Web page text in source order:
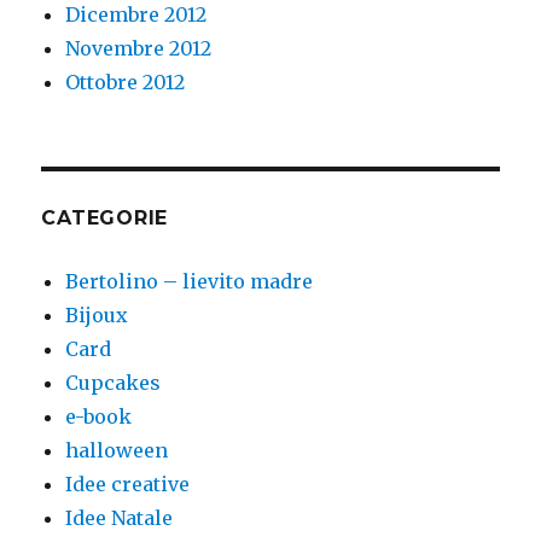
Dicembre 2012
Novembre 2012
Ottobre 2012
CATEGORIE
Bertolino – lievito madre
Bijoux
Card
Cupcakes
e-book
halloween
Idee creative
Idee Natale